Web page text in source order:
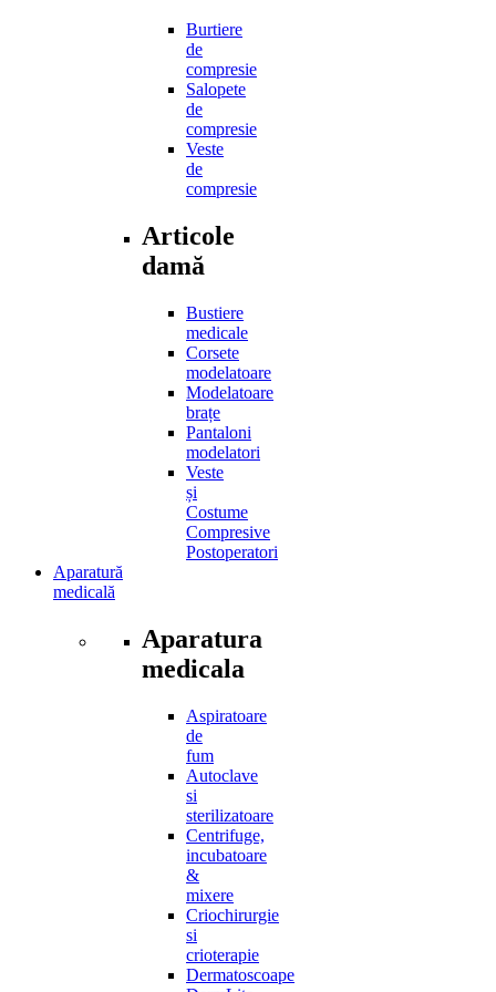
Burtiere
de
compresie
Salopete
de
compresie
Veste
de
compresie
Articole
damă
Bustiere
medicale
Corsete
modelatoare
Modelatoare
brațe
Pantaloni
modelatori
Veste
și
Costume
Compresive
Postoperatori
Aparatură
medicală
Aparatura
medicala
Aspiratoare
de
fum
Autoclave
si
sterilizatoare
Centrifuge,
incubatoare
&
mixere
Criochirurgie
si
crioterapie
Dermatoscoape